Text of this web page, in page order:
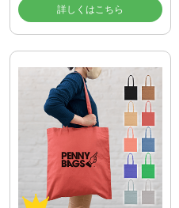
詳しくはこちら